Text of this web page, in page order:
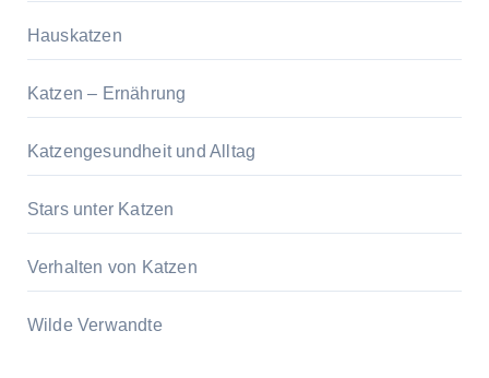
Hauskatzen
Katzen – Ernährung
Katzengesundheit und Alltag
Stars unter Katzen
Verhalten von Katzen
Wilde Verwandte